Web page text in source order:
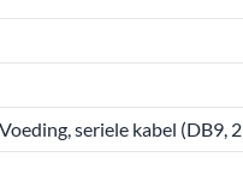
seriele kabel (DB9,